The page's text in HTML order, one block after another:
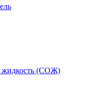
жидкость (СОЖ)